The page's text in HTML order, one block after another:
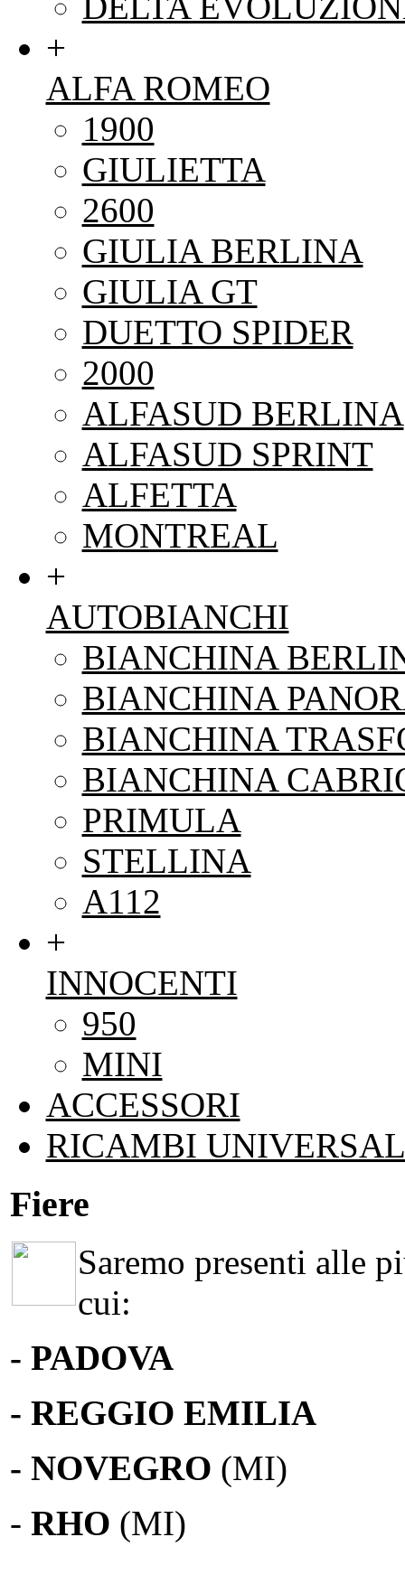
+
ALFA ROMEO
1900
GIULIETTA
2600
GIULIA BERLINA
GIULIA GT
DUETTO SPIDER
2000
ALFASUD BERLINA
ALFASUD SPRINT
ALFETTA
MONTREAL
+
AUTOBIANCHI
BIANCHINA
BIANCHINA
BIANCHINA
BIANCHINA
PRIMULA
STELLINA
A112
+
INNOCENTI
950
MINI
ACCESSORI
RICAMBI
Fiere
Saremo presenti alle
cui:
- PADOVA
- REGGIO EMILIA
- NOVEGRO (MI)
- RHO (MI)